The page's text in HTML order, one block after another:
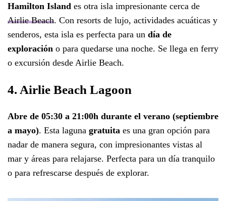
Hamilton Island es otra isla impresionante cerca de
Airlie Beach. Con resorts de lujo, actividades acuáticas y
senderos, esta isla es perfecta para un día de
exploración o para quedarse una noche. Se llega en ferry
o excursión desde Airlie Beach.
4. Airlie Beach Lagoon
Abre de 05:30 a 21:00h durante el verano (septiembre
a mayo). Esta laguna gratuita es una gran opción para
nadar de manera segura, con impresionantes vistas al
mar y áreas para relajarse. Perfecta para un día tranquilo
o para refrescarse después de explorar.